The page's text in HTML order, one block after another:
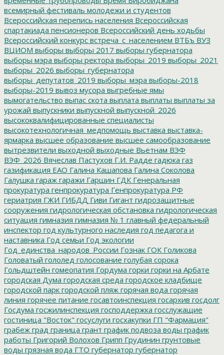
всемирный фестиваль молодежи и студентов
Всероссийская перепись населения Всероссийская
спартакиада пенсионеров Всероссийский день ходьбы
Всероссийский конкурс встреча_с_населением ВТБъ ВУЗ
ВЦИОМ выборы выборы 2017 выборы губернатора
выборы мэра выборы ректора выборы_2019 выборы_2021
выборы_2026 выборы_губернатора
выборы_депутатов_2019 выборы_мэра выборы-2018
выборы-2019 вывоз мусора выгребные ямы
вымогательство выпас скота выплата выплаты выплаты за
урожай выпускники выпускной выпускной_2026
высококвалифицированные специалисты
высокотехнологичная_медпомощь выставка выставка-
ярмарка высшее образование высшее самообразование
вытрезвители выходной выходные Вьетнам ВЭФ
ВЭФ_2026 Вячеслав Пастухов Г.И. Радде гадюка газ
газификация ЕАО Галина Кашапова Галина Соколова
Галушка гараж гаражи Гаршин ГДКГенеральная
прокуратура генпрокуратура Генпрокуратура РФ
гериатрия ГЖИ ГИБДД Гиви Гигант гидрозащитные
сооружения гидрологическая обстановка гидрологическая
ситуация гимназия гимназия № 1 главный федеральный
инспектор год культурного наследия год педагога и
наставника Год семьи Год экологии
Год_единства_народов_России Гознак ГОКГоликова
Головатый гололед голосование голубая сорока
Гольдштейн гомеопатия Гордума горки горки на Арбате
городская Дума городская среда городское кладбище
городской парк городской пляж горячая вода горячая
линия горячее питание госавтоинспекция госархив госдолг
Госдума госжилинспекция господдержка госслужащие
гостиница "Восток" госуслуги госхакупки ГП "Фармация"
грабеж град граница грант график подвоза воды график
работы Григорий Волохов Грипп Грудинин грунтовые
воды грязная вода ГТО губернатор губернатор